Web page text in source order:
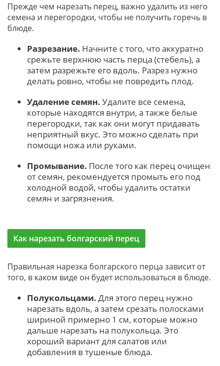
Прежде чем нарезать перец, важно удалить из него
семена и перегородки, чтобы не получить горечь в
блюде.
Разрезание. Начните с того, что аккуратно
срежьте верхнюю часть перца (стебель), а
затем разрежьте его вдоль. Разрез нужно
делать ровно, чтобы не повредить плод.
Удаление семян. Удалите все семена,
которые находятся внутри, а также белые
перегородки, так как они могут придавать
неприятный вкус. Это можно сделать при
помощи ножа или руками.
Промывание. После того как перец очищен
от семян, рекомендуется промыть его под
холодной водой, чтобы удалить остатки
семян и загрязнения.
Как нарезать болгарский перец
Правильная нарезка болгарского перца зависит от
того, в каком виде он будет использоваться в блюде.
Полукольцами. Для этого перец нужно
нарезать вдоль, а затем срезать полосками
шириной примерно 1 см, которые можно
дальше нарезать на полукольца. Это
хороший вариант для салатов или
добавления в тушеные блюда.